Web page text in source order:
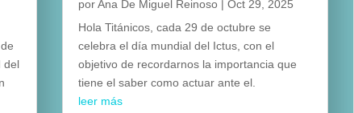
del
porAna De Miguel Reinoso |Oct 29, 2025
Hola Titánicos, cada 29 de octubre se
celebra el día mundial del Ictus, con el
objetivo de recordarnos la importancia que
tiene el saber como actuar ante el.
leer más